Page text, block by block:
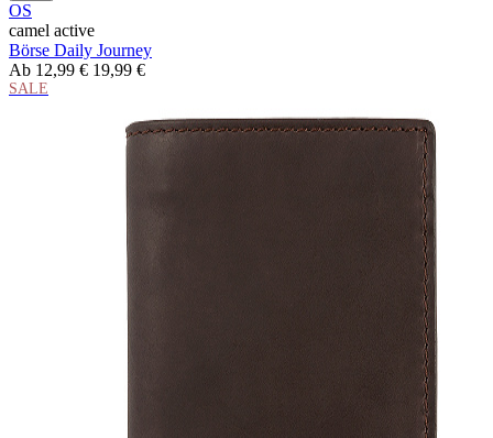
OS
camel active
Börse Daily Journey
Ab 12,99 € 19,99 €
SALE